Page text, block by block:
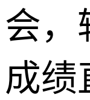
会，
成绩